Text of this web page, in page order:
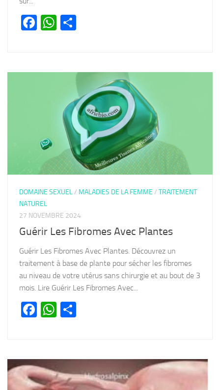
Facebook
WhatsApp
DOMAINE SEXUEL/ MALADIES DE LA FEMME / TRAITEMENT
NATUREL
27 NOVEMBRE 2024
Guérir Les Fibromes Avec Plantes
Guérir Les Fibromes Avec Plantes. Découvrez un
traitement à base de plante pour sécher les fibromes
au niveau de votre utérus sans chirurgie et au bout de 3
mois. Lire Guérir Les Fibromes Avec...
Facebook
WhatsApp